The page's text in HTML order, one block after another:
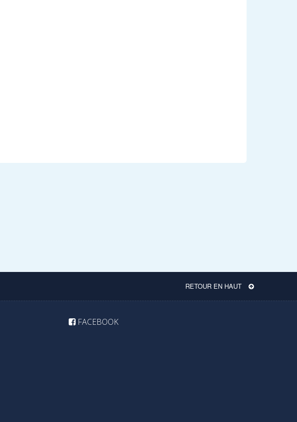
RETOUR EN HAUT
FACEBOOK